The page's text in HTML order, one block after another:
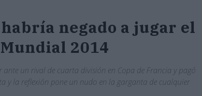
negado a jugar el
2014
un rival de cuarta división en Copa de Francia y pagó
y la reflexión pone un nudo en la garganta de cualquier